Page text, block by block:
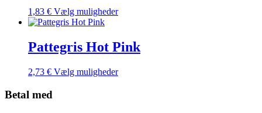
kan
varesiden
1,83 € Vælg mulighederDette
flere
varianter.
kan
Pattegris Hot Pink
2,73 € Vælg mulighederDette
Betal med